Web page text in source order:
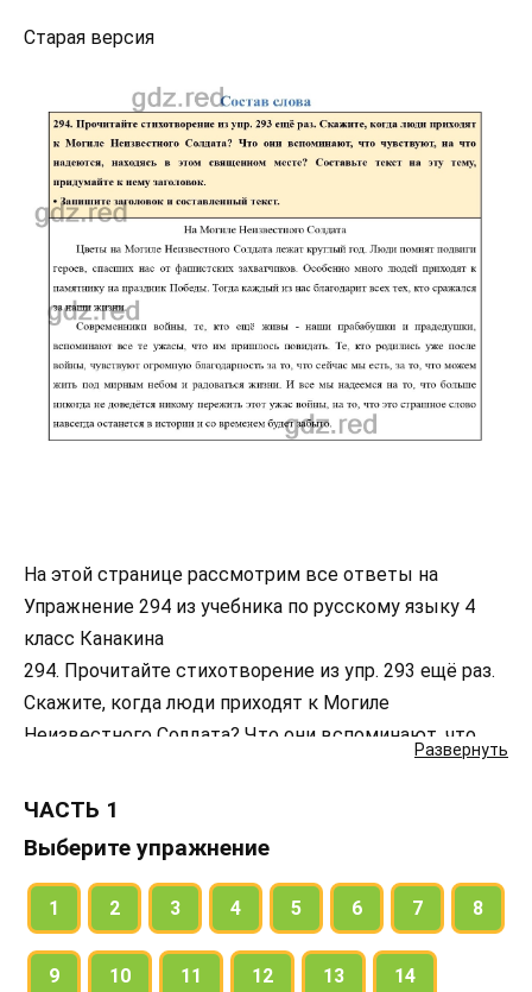
Старая версия
Развернуть
На этой странице рассмотрим все ответы на
Упражнение 294 из учебника по русскому языку 4
класс Канакина
294. Прочитайте стихотворение из упр. 293 ещё раз.
Скажите, когда люди приходят к Могиле
Неизвестного Солдата? Что они вспоминают, что
священном месте? Составьте текст на эту тему,
• Запишите заголовок и составленный текст.
ЧАСТЬ 1
Выберите упражнение
1 2 3 4 5 6 7 8
9 10 11 12 13 14